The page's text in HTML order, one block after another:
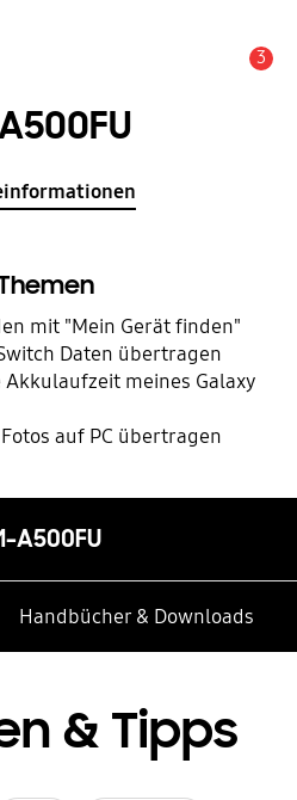
3
mit "Mein Gerät finden"
Daten übertragen
meines Galaxy
auf PC übertragen
A500FU
Handbücher & Downloads
& Tipps